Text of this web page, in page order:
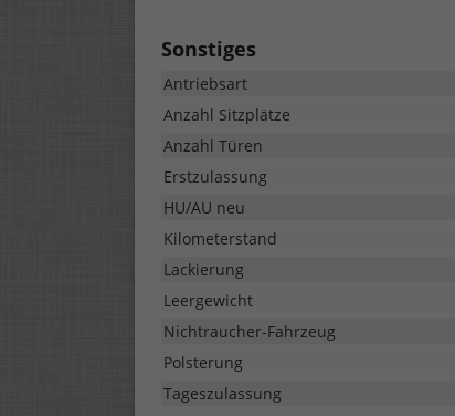
Sonstiges
Antriebsart
Anzahl Sitzplätze
Anzahl Türen
Erstzulassung
HU/AU neu
Kilometerstand
Lackierung
Leergewicht
Nichtraucher-Fahrzeug
Polsterung
Tageszulassung